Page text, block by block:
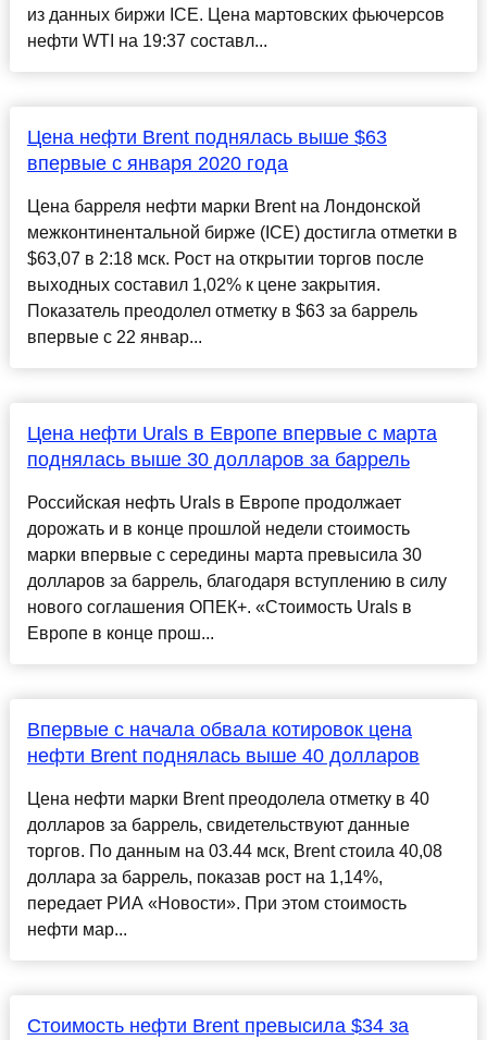
из данных биржи ICE. Цена мартовских фьючерсов
нефти WTI на 19:37 составл...
Цена нефти Brent поднялась выше $63
впервые с января 2020 года
Цена барреля нефти марки Brent на Лондонской
межконтинентальной бирже (ICE) достигла отметки в
$63,07 в 2:18 мск. Рост на открытии торгов после
выходных составил 1,02% к цене закрытия.
Показатель преодолел отметку в $63 за баррель
впервые с 22 январ...
Цена нефти Urals в Европе впервые с марта
поднялась выше 30 долларов за баррель
Российская нефть Urals в Европе продолжает
дорожать и в конце прошлой недели стоимость
марки впервые с середины марта превысила 30
долларов за баррель, благодаря вступлению в силу
нового соглашения ОПЕК+. «Стоимость Urals в
Европе в конце прош...
Впервые с начала обвала котировок цена
нефти Brent поднялась выше 40 долларов
Цена нефти марки Brent преодолела отметку в 40
долларов за баррель, свидетельствуют данные
торгов. По данным на 03.44 мск, Brent стоила 40,08
доллара за баррель, показав рост на 1,14%,
передает РИА «Новости». При этом стоимость
нефти мар...
Стоимость нефти Brent превысила $34 за